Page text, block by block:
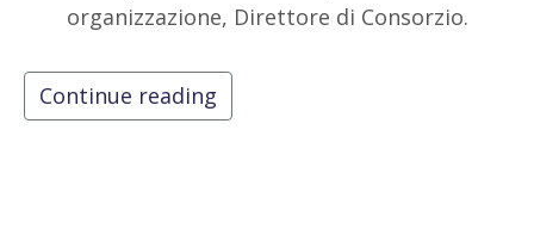
organizzazione, Direttore di Consorzio.
Continue reading